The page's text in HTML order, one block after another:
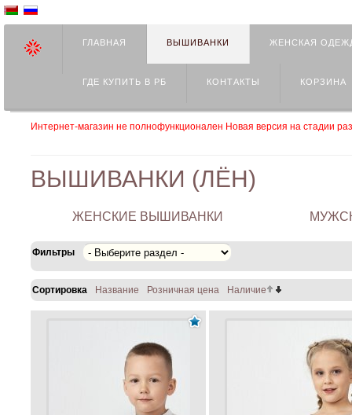
ГЛАВНАЯ ВЫШИВАНКИ ЖЕНСКАЯ
ГДЕ КУПИТЬ В РБ КОНТАКТЫ КОРЗИНА
Интернет-магазин не полнофункционален Новая версия на стадии
ВЫШИВАНКИ (ЛЁН)
ЖЕНСКИЕ ВЫШИВАНКИ
Фильтры
Сортировка Название Розничная цена Наличие